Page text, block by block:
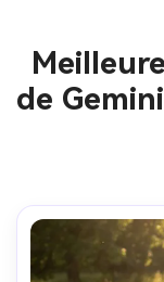
de